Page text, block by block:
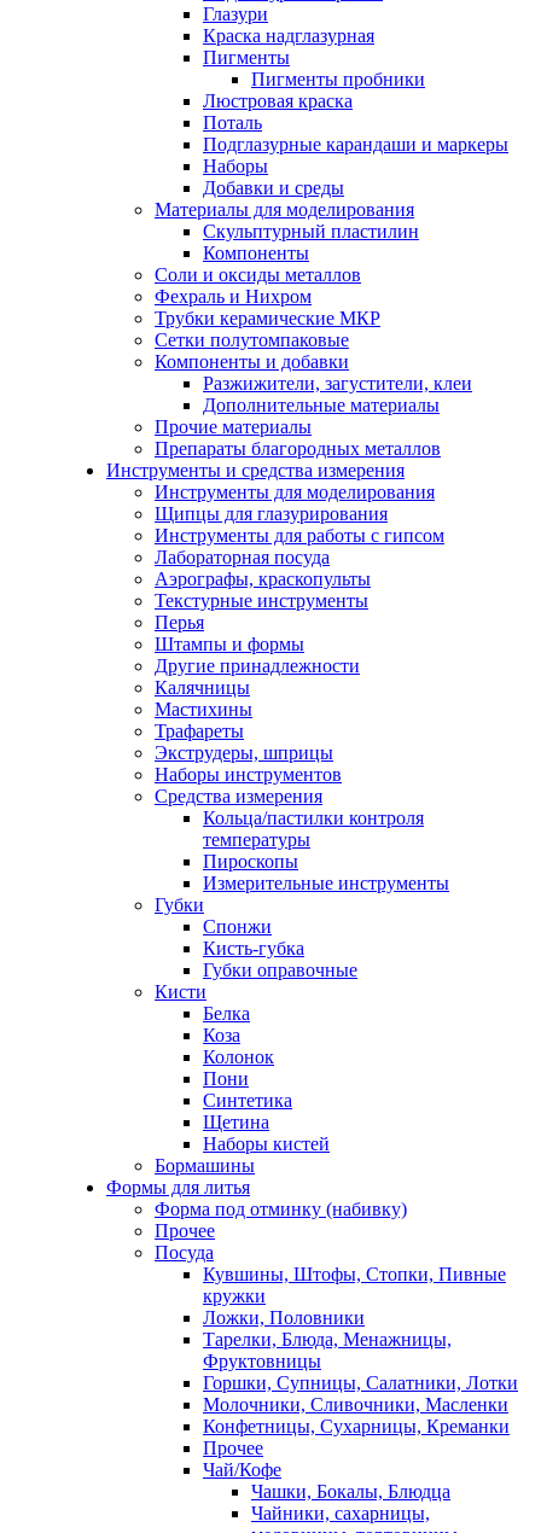
Глазури
Краска надглазурная
Пигменты
Пигменты пробники
Люстровая краска
Поталь
Подглазурные карандаши и маркеры
Наборы
Добавки и среды
Материалы для моделирования
Скульптурный пластилин
Компоненты
Соли и оксиды металлов
Фехраль и Нихром
Трубки керамические МКР
Сетки полутомпаковые
Компоненты и добавки
Разжижители, загустители, клеи
Дополнительные материалы
Прочие материалы
Препараты благородных металлов
Инструменты и средства измерения
Инструменты для моделирования
Щипцы для глазурирования
Инструменты для работы с гипсом
Лабораторная посуда
Аэрографы, краскопульты
Текстурные инструменты
Перья
Штампы и формы
Другие принадлежности
Калячницы
Мастихины
Трафареты
Экструдеры, шприцы
Наборы инструментов
Средства измерения
Кольца/пастилки контроля
температуры
Пироскопы
Измерительные инструменты
Губки
Спонжи
Кисть-губка
Губки оправочные
Кисти
Белка
Коза
Колонок
Пони
Синтетика
Щетина
Наборы кистей
Бормашины
Формы для литья
Форма под отминку (набивку)
Прочее
Посуда
Кувшины, Штофы, Стопки, Пивные
кружки
Ложки, Половники
Тарелки, Блюда, Менажницы,
Фруктовницы
Горшки, Супницы, Салатники, Лотки
Молочники, Сливочники, Масленки
Конфетницы, Сухарницы, Креманки
Прочее
Чай/Кофе
Чашки, Бокалы, Блюдца
Чайники, сахарницы,